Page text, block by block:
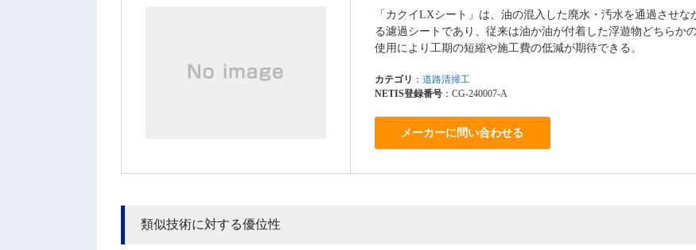
「カクイLXシート」は、油の混入した廃水・汚水を通過させ
る濾過シートであり、従来は油か油が付着した浮遊物どちらか
使用により工期の短縮や施工費の低減が期待できる。
カテゴリ ： 道路清掃工
NETIS登録番号：CG-240007-A
メーカーに問い合わせる
類似技術に対する優位性